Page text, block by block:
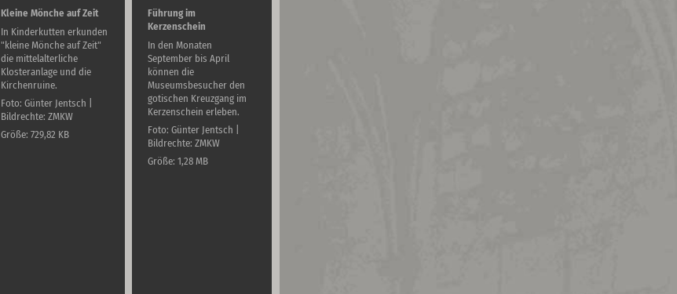
Kleine Mönche auf Zeit
In Kinderkutten erkunden
"kleine Mönche auf Zeit"
die mittelalterliche
Klosteranlage und die
Kirchenruine.
Foto: Günter Jentsch |
Bildrechte: ZMKW
Größe: 729,82 KB
Führung im
Kerzenschein
In den Monaten
September bis April
können die
Museumsbesucher den
gotischen Kreuzgang im
Kerzenschein erleben.
Foto: Günter Jentsch |
Bildrechte: ZMKW
Größe: 1,28 MB